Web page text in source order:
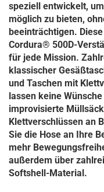
speziell entwickelt,
möglich zu bieten,
beeinträchtigen.
Cordura® 500D-
für jede Mission.
klassischer
und Taschen mit
lassen keine
improvisierte
Klettverschlüssen an
Sie die Hose an Ihre
mehr
außerdem über
Softshell-Material.